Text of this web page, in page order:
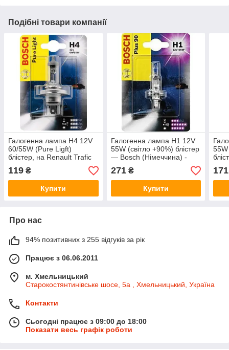
Подібні товари компанії
Галогенна лампа H4 12V
60/55W (Pure Ligft)
блістер, на Renault Trafic
01-> — Bosch (Німеччина)
- 1987301001
119 ₴
Купити
Галогенна лампа H1 12V
55W (світло +90%) блістер
— Bosch (Німеччина) -
271₴
Купити
55W
171
Про нас
94% позитивних з 255 відгуків за рік
Працює з 06.06.2011
м. Хмельницький
Старокостянтинівське шосе, 5а , Хмельницький, Україна
Контакти
Сьогодні працює з 09:00 до 18:00
Показати весь графік роботи